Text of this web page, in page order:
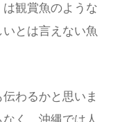
観賞魚のような
とは言えない魚
わるかと思いま
く、沖縄では人